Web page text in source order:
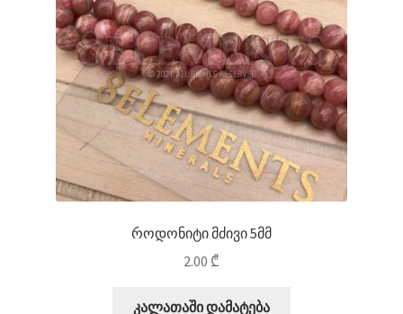
როდონიტი მძივი 5მმ
2.00 ₾
კალათაში დამატება